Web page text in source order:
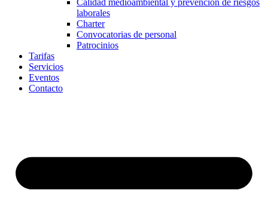
Calidad medioambiental y prevención de riesgos
laborales
Charter
Convocatorias de personal
Patrocinios
Tarifas
Servicios
Eventos
Contacto